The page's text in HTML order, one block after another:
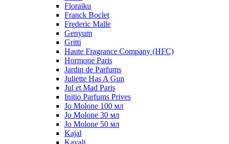
Floraiku
Franck Boclet
Frederic Malle
Genyum
Gritti
Haute Fragrance Company (HFC)
Hormone Paris
Jardin de Parfums
Juliette Has A Gun
Jul et Mad Paris
Initio Parfums Prives
Jo Molone 100 мл
Jo Molone 30 мл
Jo Molone 50 мл
Kajal
Kayali